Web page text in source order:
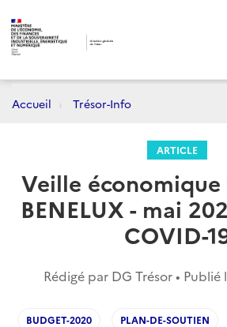
Accueil Trésor-Info
ARTICLE
Veille
BENELUX - mai
COVID-
Rédigé par DG Trésor • Publié
BUDGET-2020 PLAN-DE-SOUTIEN